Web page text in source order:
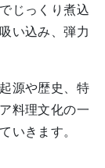
じっくり煮込
い込み、弾力
源や歴史、特
料理文化の一
いきます。